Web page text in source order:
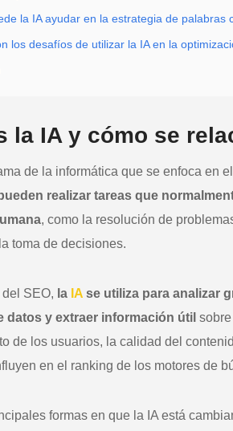
la IA ayudar en la estrategia de palabras
los desafíos de utilizar la IA en la
la IA y cómo se
de la informática que se enfoca en
realizar tareas que
, como la resolución de
toma de decisiones.
SEO, la IA se utiliza para analizar
datos y extraer información útil sobre
de los usuarios, la calidad del
en el ranking de los motores de
formas en que la IA está